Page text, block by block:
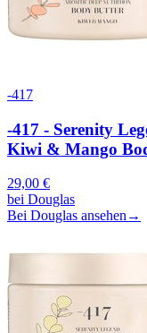
-417
-417 - Serenity
Kiwi & Mango
29,00 €
bei Douglas
Bei Douglas ansehen →